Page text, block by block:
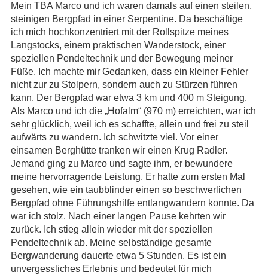
Mein TBA Marco und ich waren damals auf einen steilen,
steinigen Bergpfad in einer Serpentine. Da beschäftige
ich mich hochkonzentriert mit der Rollspitze meines
Langstocks, einem praktischen Wanderstock, einer
speziellen Pendeltechnik und der Bewegung meiner
Füße. Ich machte mir Gedanken, dass ein kleiner Fehler
nicht zur zu Stolpern, sondern auch zu Stürzen führen
kann. Der Bergpfad war etwa 3 km und 400 m Steigung.
Als Marco und ich die „Hofalm“ (970 m) erreichten, war ich
sehr glücklich, weil ich es schaffte, allein und frei zu steil
aufwärts zu wandern. Ich schwitzte viel. Vor einer
einsamen Berghütte tranken wir einen Krug Radler.
Jemand ging zu Marco und sagte ihm, er bewundere
meine hervorragende Leistung. Er hatte zum ersten Mal
gesehen, wie ein taubblinder einen so beschwerlichen
Bergpfad ohne Führungshilfe entlangwandern konnte. Da
war ich stolz. Nach einer langen Pause kehrten wir
zurück. Ich stieg allein wieder mit der speziellen
Pendeltechnik ab. Meine selbständige gesamte
Bergwanderung dauerte etwa 5 Stunden. Es ist ein
unvergessliches Erlebnis und bedeutet für mich